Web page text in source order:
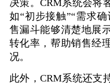
决策。CRM系统会将
如“初步接触”“需求
售漏斗能够清楚地展
转化率，帮助销售经
况。
此外，CRM系统还支